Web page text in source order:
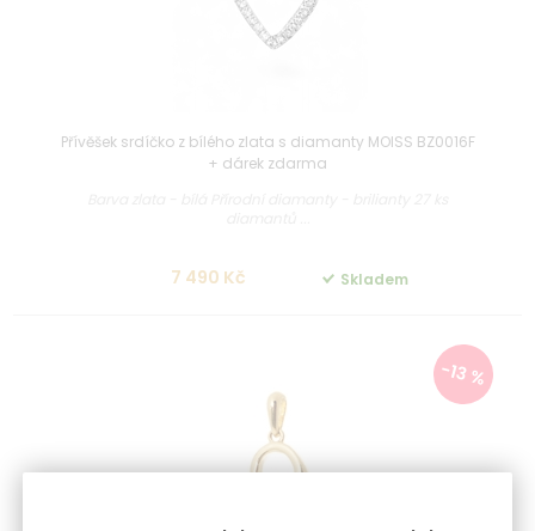
Přívěšek srdíčko z bílého zlata s diamanty MOISS BZ0016F
+ dárek zdarma
7 490 Kč Skladem
-13 %